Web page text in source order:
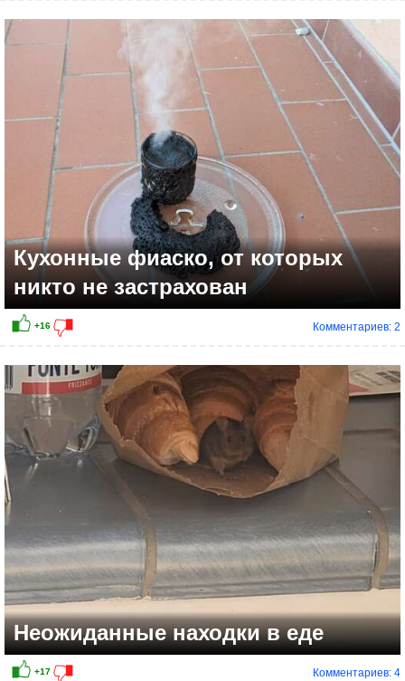
Кухонные фиаско, от которых
никто не застрахован
Комментариев: 2
Неожиданные находки в еде
Комментариев: 4